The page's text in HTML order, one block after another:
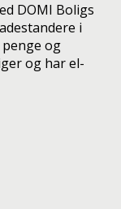
DOMI Boligs
i
og
og har el-